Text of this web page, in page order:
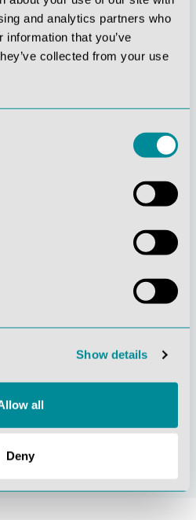
and analytics partners who
that you’ve
collected from your use
Show details
all
Deny
Verantwortung
Verständnis für
9001